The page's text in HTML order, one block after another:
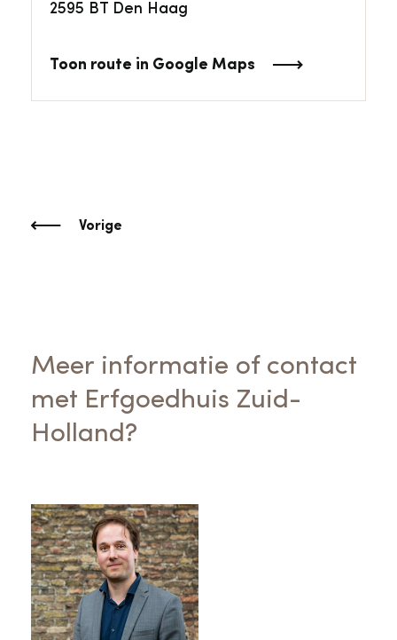
2595 BT Den Haag
Toon route in Google Maps
Vorige
Meer informatie of contact
met Erfgoedhuis Zuid-
Holland?